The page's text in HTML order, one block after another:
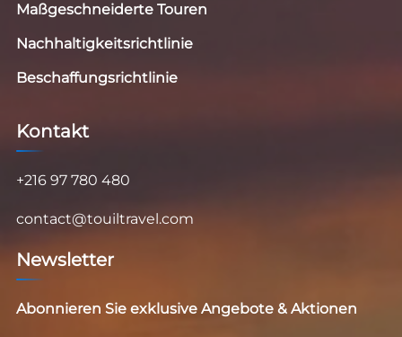
Maßgeschneiderte Touren
Nachhaltigkeitsrichtlinie
Beschaffungsrichtlinie
Kontakt
+216 97 780 480
contact@touiltravel.com
Newsletter
Abonnieren Sie exklusive Angebote & Aktionen